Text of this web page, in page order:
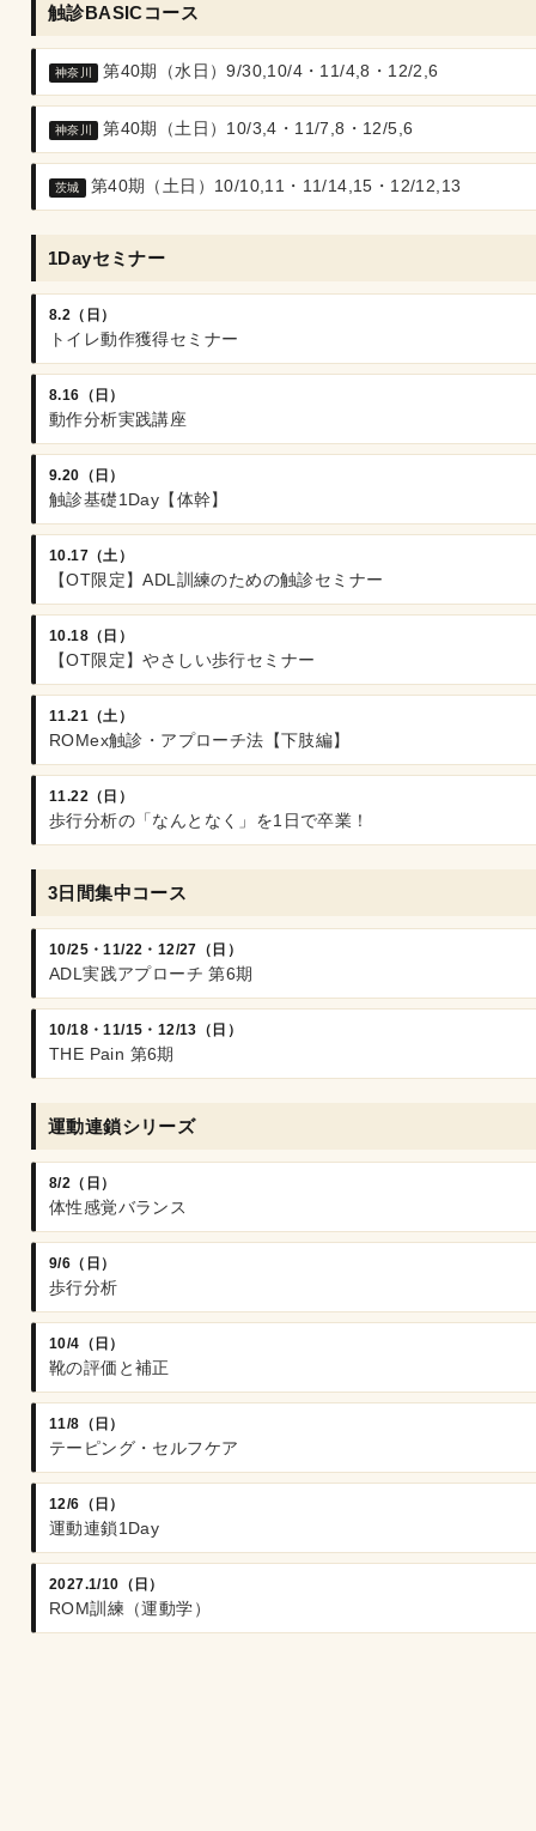
触診BASICコース
神奈川 第40期（水日）9/30,10/4・11/4,8・12/2,6
神奈川 第40期（土日）10/3,4・11/7,8・12/5,6
茨城 第40期（土日）10/10,11・11/14,15・12/12,13
1Dayセミナー
8.2（日）
トイレ動作獲得セミナー
8.16（日）
動作分析実践講座
9.20（日）
触診基礎1Day【体幹】
10.17（土）
【OT限定】ADL訓練のための触診セミナー
10.18（日）
【OT限定】やさしい歩行セミナー
11.21（土）
ROMex触診・アプローチ法【下肢編】
11.22（日）
歩行分析の「なんとなく」を1日で卒業！
3日間集中コース
10/25・11/22・12/27（日）
ADL実践アプローチ 第6期
10/18・11/15・12/13（日）
THE Pain 第6期
運動連鎖シリーズ
8/2（日）
体性感覚バランス
9/6（日）
歩行分析
10/4（日）
靴の評価と補正
11/8（日）
テーピング・セルフケア
12/6（日）
運動連鎖1Day
2027.1/10（日）
ROM訓練（運動学）